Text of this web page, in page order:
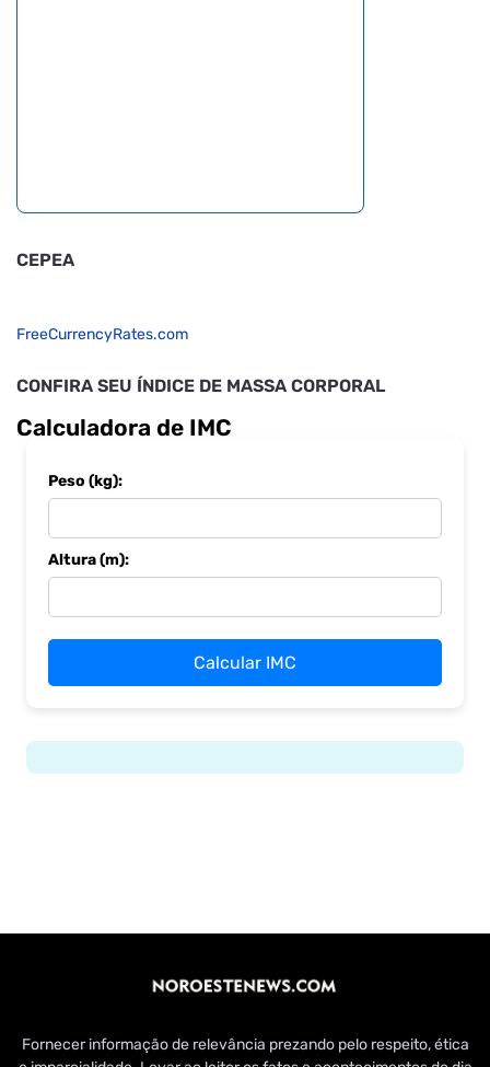
CEPEA
FreeCurrencyRates.com
CONFIRA SEU ÍNDICE DE MASSA CORPORAL
Calculadora de IMC
Peso (kg):
Altura (m):
Calcular IMC
Fornecer informação de relevância prezando pelo respeito, ética